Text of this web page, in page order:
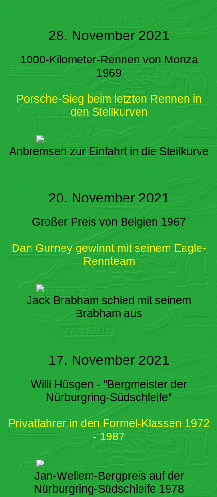
28. November 2021
1000-Kilometer-Rennen von Monza
1969
Porsche-Sieg beim letzten Rennen in
den Steilkurven
Anbremsen zur Einfahrt in die Steilkurve
20. November 2021
Großer Preis von Belgien 1967
Dan Gurney gewinnt mit seinem Eagle-
Rennteam
Jack Brabham schied mit seinem
Brabham aus
17. November 2021
Willi Hüsgen - "Bergmeister der
Nürburgring-Südschleife"
Privatfahrer in den Formel-Klassen 1972
- 1987
Jan-Wellem-Bergpreis auf der
Nürburgring-Südschleife 1978